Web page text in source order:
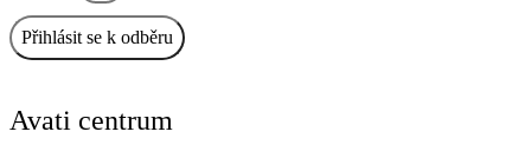
Přihlásit se k odběru
Avati centrum